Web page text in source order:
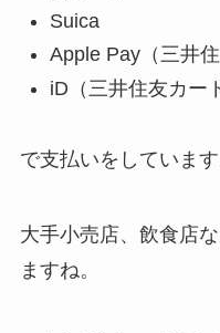
Suica
Apple Pay（三井
iD（三井住友カー
で支払いをしています
大手小売店、飲食店
ますね。